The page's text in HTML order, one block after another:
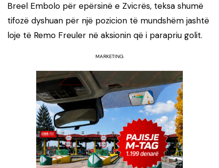
Breel Embolo për epërsinë e Zvicrës, teksa shumë
tifozë dyshuan për një pozicion të mundshëm jashtë
loje të Remo Freuler në aksionin që i parapriu golit.
MARKETING